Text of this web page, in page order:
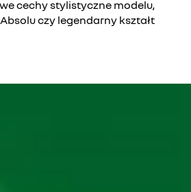
cechy stylistyczne modelu,
czy legendarny kształt